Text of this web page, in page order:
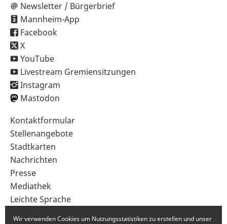
Newsletter / Bürgerbrief
Mannheim-App
Facebook
X
YouTube
Livestream Gremiensitzungen
Instagram
Mastodon
Sekundärnavigation
im
Fußbereich
Kontaktformular
Stellenangebote
Stadtkarten
Nachrichten
Presse
Mediathek
Leichte Sprache
Wir verwenden Cookies um Nutzungsstatistiken zu erstellen und unser